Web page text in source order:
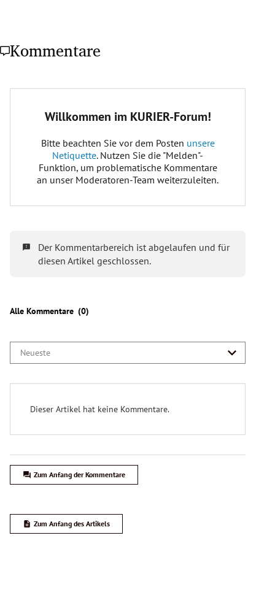
183 Abgeordnete
Wann war die letzte Nationalratswahl in
Österreich?
29. September 2019
Wer ist bei der Nationalratswahl wahlberechtigt?
im Jahr 2024
6,3 Millionen Personen
wahlberechtigt endgültige Zahl folgt am 27.
Welche Parteien treten bei der NR-Wahl an?
ÖVP,SPÖ,FPÖ,Grüne,Neos,
Kommentare